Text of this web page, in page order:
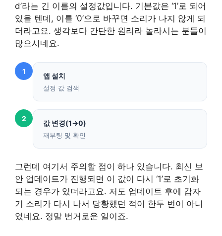
d’라는 긴 이름의 설정값입니다. 기본값은 ‘1’로 되어
있을 텐데, 이를 ‘0’으로 바꾸면 소리가 나지 않게 되
더라고요. 생각보다 간단한 원리라 놀라시는 분들이
많으시네요.
1
앱 설치
설정 값 검색
2
값 변경(1→0)
재부팅 및 확인
그런데 여기서 주의할 점이 하나 있습니다. 최신 보
안 업데이트가 진행되면 이 값이 다시 ‘1’로 초기화
되는 경우가 있더라고요. 저도 업데이트 후에 갑자
기 소리가 다시 나서 당황했던 적이 한두 번이 아니
었네요. 정말 번거로운 일이죠.